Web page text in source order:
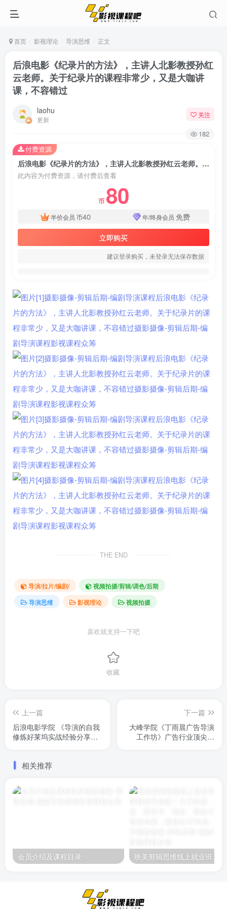
首页 影视理论 导演思维 正文
后浪电影《纪录片的方法》，主讲人北影教授孙红
云老师。关于纪录片的课程非常少，又是大咖讲
课，不容错过
laohu
更新
关注
182
后浪电影《纪录片的方法》，主讲人北影教授孙红云老师。关于纪录片的课程非常少，又是大咖讲课，不容错过
此内容为付费资源，请付费后查看
币 80
半价会员 币40 年/终身会员 免费
立即购买
建议登录购买，未登录无法保存数据
付费资源
THE END
导演/拉片/编剧/
视频拍摄/剪辑/调色/后期
导演思维
影视理论 视频拍摄
喜欢就支持一下吧
收藏
上一篇
后浪电影学院 《导演的自我
修炼好莱坞实战经验分享》
实。而且有去国外读导演的
下一篇
大峰学院《丁雨晨广告导演
工作坊》广告行业顶尖人
相关推荐
会员介绍及课程目录